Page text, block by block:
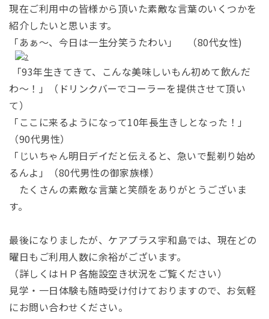
現在ご利用中の皆様から頂いた素敵な言葉のいくつかを
紹介したいと思います。
「あぁ～、今日は一生分笑うたわい」 （80代女性)
「93年生きてきて、こんな美味しいもん初めて飲んだ
わ～！」（ドリンクバーでコーラーを提供させて頂い
て）
「ここに来るようになって10年長生きしとなった！」
（90代男性）
「じいちゃん明日デイだと伝えると、急いで髭剃り始め
るんよ」（80代男性の御家族様）
たくさんの素敵な言葉と笑顔をありがとうございま
す。
最後になりましたが、ケアプラス宇和島では、現在どの
曜日もご利用人数に余裕がございます。
（詳しくはＨＰ各施設空き状況をご覧ください）
見学・一日体験も随時受け付けておりますので、お気軽
にお問い合わせください。